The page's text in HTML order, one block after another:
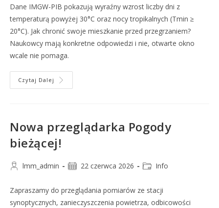
Dane IMGW-PIB pokazują wyraźny wzrost liczby dni z
temperaturą powyżej 30°C oraz nocy tropikalnych (Tmin ≥
20°C). Jak chronić swoje mieszkanie przed przegrzaniem?
Naukowcy mają konkretne odpowiedzi i nie, otwarte okno
wcale nie pomaga.
Czytaj Dalej
Nowa przeglądarka Pogody
bieżącej!
lmm_admin 22 czerwca 2026 Info
Zapraszamy do przeglądania pomiarów ze stacji
synoptycznych, zanieczyszczenia powietrza, odbicowości